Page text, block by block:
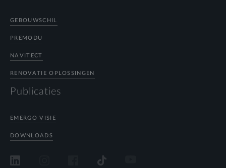
GEBOUWSCHIL
PREMODU
NAVITECT
RENOVATIE OPLOSSINGEN
Publicaties
EMERGO VISIE
DOWNLOADS